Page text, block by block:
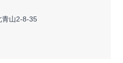
青山2-8-35